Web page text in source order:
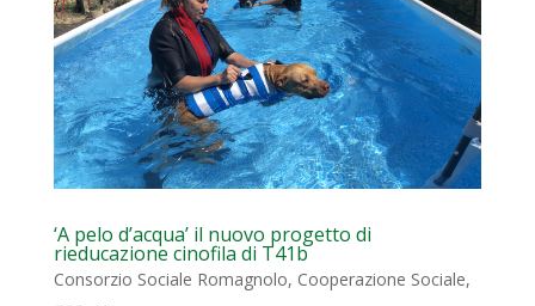
‘A pelo d’acqua’ il nuovo progetto di
rieducazione cinofila di T41b
Consorzio Sociale Romagnolo, Cooperazione Sociale,